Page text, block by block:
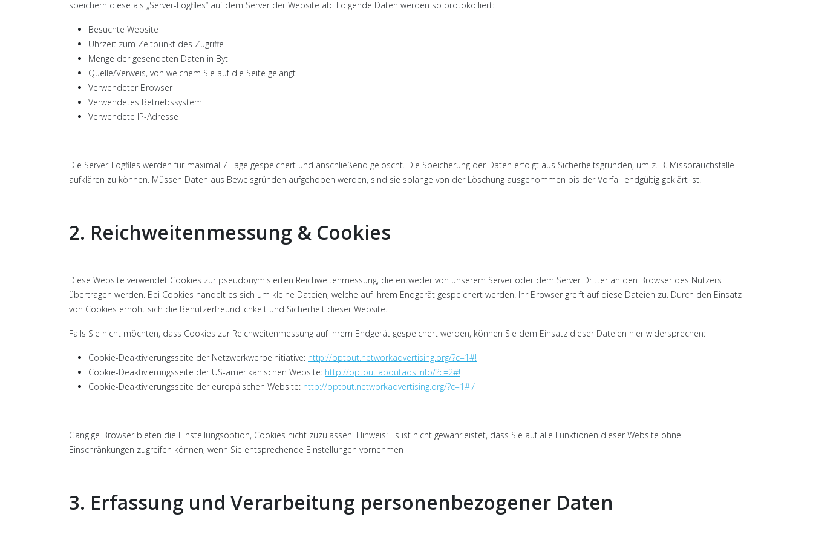
speichern diese als „Server-Logfiles“ auf dem Server der Website ab. Folgende Daten werden so protokolliert:
Besuchte Website
Uhrzeit zum Zeitpunkt des Zugriffe
Menge der gesendeten Daten in Byt
Quelle/Verweis, von welchem Sie auf die Seite gelangt
Verwendeter Browser
Verwendetes Betriebssystem
Verwendete IP-Adresse
Die Server-Logfiles werden für maximal 7 Tage gespeichert und anschließend gelöscht. Die Speicherung der Daten erfolgt aus Sicherheitsgründen, um z. B. Missbrauchsfälle
aufklären zu können. Müssen Daten aus Beweisgründen aufgehoben werden, sind sie solange von der Löschung ausgenommen bis der Vorfall endgültig geklärt ist.
2. Reichweitenmessung & Cookies
Diese Website verwendet Cookies zur pseudonymisierten Reichweitenmessung, die entweder von unserem Server oder dem Server Dritter an den Browser des Nutzers
übertragen werden. Bei Cookies handelt es sich um kleine Dateien, welche auf Ihrem Endgerät gespeichert werden. Ihr Browser greift auf diese Dateien zu. Durch den Einsatz
von Cookies erhöht sich die Benutzerfreundlichkeit und Sicherheit dieser Website.
Falls Sie nicht möchten, dass Cookies zur Reichweitenmessung auf Ihrem Endgerät gespeichert werden, können Sie dem Einsatz dieser Dateien hier widersprechen:
Cookie-Deaktivierungsseite der Netzwerkwerbeinitiative: http://optout.networkadvertising.org/?c=1#!
Cookie-Deaktivierungsseite der US-amerikanischen Website: http://optout.aboutads.info/?c=2#!
Cookie-Deaktivierungsseite der europäischen Website: http://optout.networkadvertising.org/?c=1#!/
Gängige Browser bieten die Einstellungsoption, Cookies nicht zuzulassen. Hinweis: Es ist nicht gewährleistet, dass Sie auf alle Funktionen dieser Website ohne
Einschränkungen zugreifen können, wenn Sie entsprechende Einstellungen vornehmen
3. Erfassung und Verarbeitung personenbezogener Daten